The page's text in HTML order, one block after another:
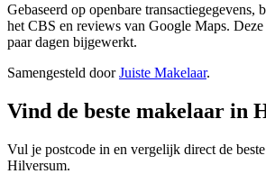
Gebaseerd op openbare transactiegegevens,
het CBS en reviews van Google Maps.
paar dagen bijgewerkt.
Samengesteld doorJuiste Makelaar.
Vind de beste makelaar in
Vul je postcode in en vergelijk direct de
Hilversum.